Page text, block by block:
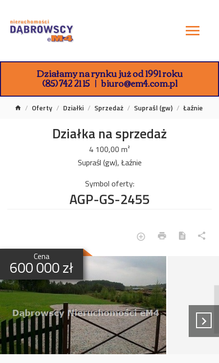
Działamy na rynku już od 1991 roku
(85) 742 21 15 biuro@em4.com.pl
Oferty Działki Sprzedaż Supraśl (gw) Łaźnie
Działka na sprzedaż
4 100,00 m²
Supraśl (gw), Łaźnie
Symbol oferty:
AGP-GS-2455
Cena
600 000 zł